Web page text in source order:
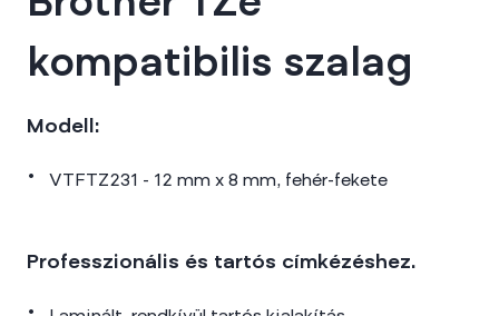
kompatibilis szalag
Modell:
VTFTZ231 - 12 mm x 8 mm, fehér-fekete
Professzionális és tartós címkézéshez.